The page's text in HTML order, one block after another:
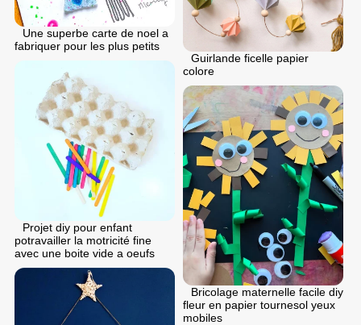
Une superbe carte de noel a
fabriquer pour les plus petits
Guirlande ficelle papier
colore
Projet diy pour enfant
potravailler la motricité fine
avec une boite vide a oeufs
Bricolage maternelle facile diy
fleur en papier tournesol yeux
mobiles